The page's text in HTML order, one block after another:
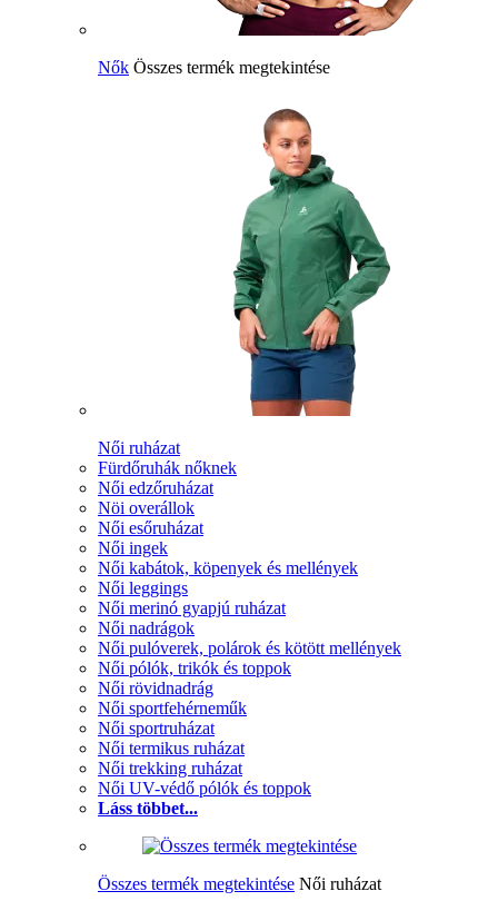
Nők Összes termék megtekintése
Női ruházat
Fürdőruhák nőknek
Női edzőruházat
Nöi overállok
Női esőruházat
Női ingek
Női kabátok, köpenyek és mellények
Női leggings
Női merinó gyapjú ruházat
Női nadrágok
Női pulóverek, polárok és kötött mellények
Női pólók, trikók és toppok
Női rövidnadrág
Női sportfehérneműk
Női sportruházat
Női termikus ruházat
Női trekking ruházat
Női UV-védő pólók és toppok
Láss többet...
Összes termék megtekintése Női ruházat